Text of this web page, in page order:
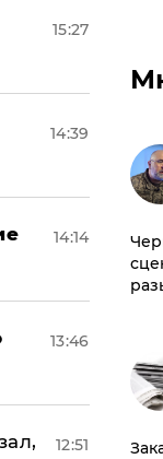
15:27
14:39
14:14
13:46
12:51